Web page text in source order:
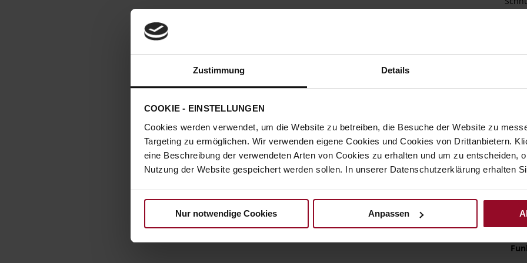
Zustimmung Details
COOKIE - EINSTELLUNGEN
Cookies werden verwendet, um die Website zu betreiben, die Besuche der Website zu
Targeting zu ermöglichen. Wir verwenden eigene Cookies und Cookies von Drittanbietern.
eine Beschreibung der verwendeten Arten von Cookies zu erhalten und um zu entscheiden,
Nutzung der Website gespeichert werden sollen. In unserer Datenschutzerklärung erhalten
Nur notwendige Cookies Anpassen
der